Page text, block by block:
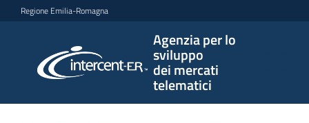
Vai al contenuto
Vai alla navigazione
Vai al footer
Regione Emilia-Romagna
Agenzia per lo
sviluppo
dei mercati
telematici
per lo
sviluppo